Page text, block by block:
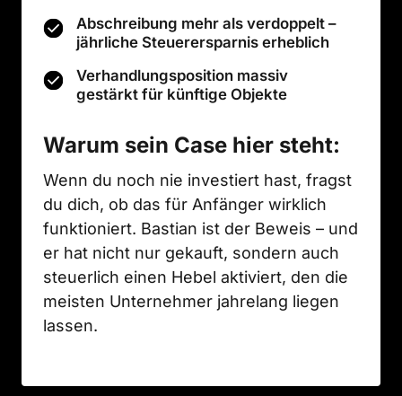
Abschreibung mehr als verdoppelt –
jährliche Steuerersparnis erheblich
Verhandlungsposition massiv
gestärkt für künftige Objekte
Warum sein Case hier steht:
Wenn du noch nie investiert hast, fragst
du dich, ob das für Anfänger wirklich
funktioniert. Bastian ist der Beweis – und
er hat nicht nur gekauft, sondern auch
steuerlich einen Hebel aktiviert, den die
meisten Unternehmer jahrelang liegen
lassen.